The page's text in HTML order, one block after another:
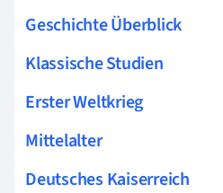
Geschichte Überblick
Klassische Studien
Erster Weltkrieg
Mittelalter
Deutsches Kaiserreich